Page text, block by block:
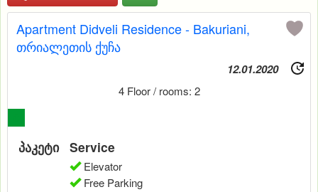
Apartment Didveli Residence - Bakuriani,
თრიალეთის ქუჩა
12.01.2020
4 Floor / rooms: 2
პაკეტი Service
Elevator
Free Parking